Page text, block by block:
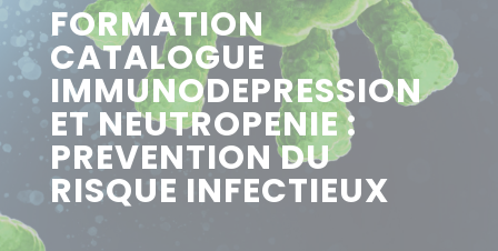
FORMATION
CATALOGUE
IMMUNODEPRESSION
ET NEUTROPENIE :
PREVENTION DU
RISQUE INFECTIEUX